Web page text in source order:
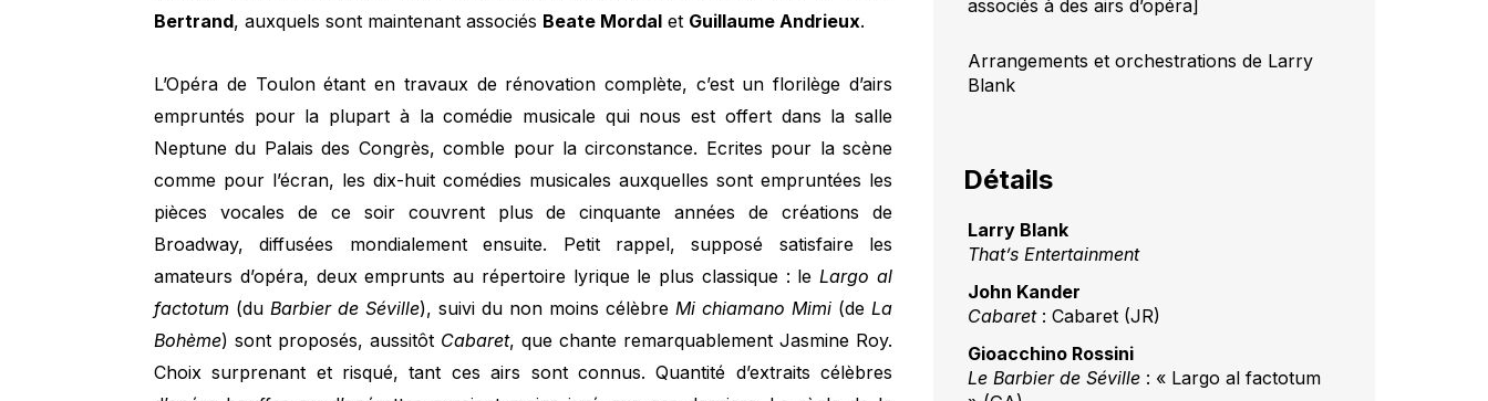
Bertrand, auxquels sont maintenant associés Beate Mordal et Guillaume Andrieux.
L’Opéra de Toulon étant en travaux de rénovation complète, c’est un florilège d’airs
empruntés pour la plupart à la comédie musicale qui nous est offert dans la salle
Neptune du Palais des Congrès, comble pour la circonstance. Ecrites pour la scène
comme pour l’écran, les dix-huit comédies musicales auxquelles sont empruntées les
pièces vocales de ce soir couvrent plus de cinquante années de créations de
Broadway, diffusées mondialement ensuite. Petit rappel, supposé satisfaire les
amateurs d’opéra, deux emprunts au répertoire lyrique le plus classique : leLargo al
factotum (duBarbier de Séville), suivi du non moins célèbreMi chiamano Mimi (deLa
Bohème) sont proposés, aussitôt Cabaret, que chante remarquablement Jasmine Roy.
Choix surprenant et risqué, tant ces airs sont connus. Quantité d’extraits célèbres
associés à des airs d’opéra]
Arrangements et orchestrations de Larry
Blank
Détails
Larry Blank
That’s Entertainment
John Kander
Cabaret: Cabaret (JR)
Gioacchino Rossini
Le Barbier de Séville : « Largo al factotum